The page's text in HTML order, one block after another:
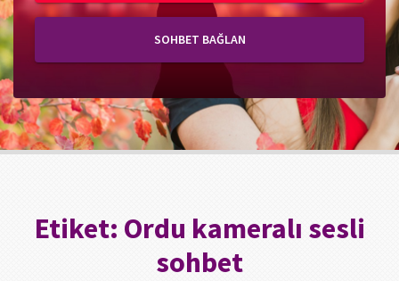
SOHBET BAĞLAN
Etiket: Ordu kameralı sesli
sohbet